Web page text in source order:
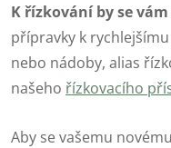
K řízkování by se
přípravky k
nebo nádoby, alias
našeho řízkovacího
Aby se vašemu